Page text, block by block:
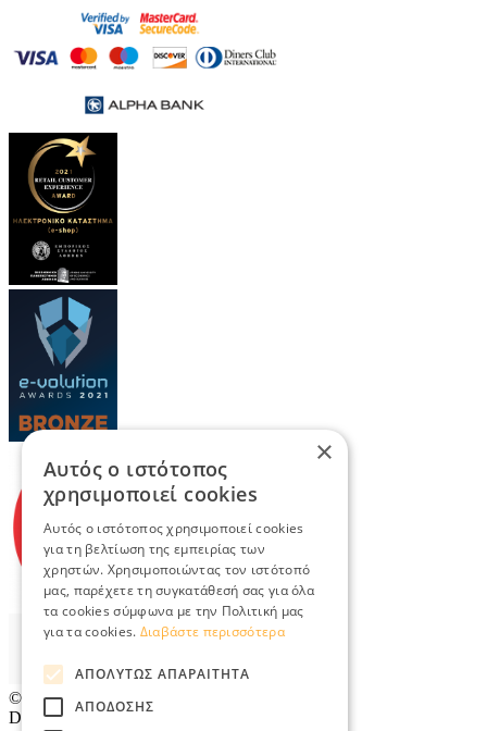
© 2026 TradeRetail.gr
Designed & developed by
×
Αυτός ο ιστότοπος
χρησιμοποιεί cookies
Αυτός ο ιστότοπος χρησιμοποιεί cookies
για τη βελτίωση της εμπειρίας των
χρηστών. Χρησιμοποιώντας τον ιστότοπό
μας, παρέχετε τη συγκατάθεσή σας για όλα
τα cookies σύμφωνα με την Πολιτική μας
για τα cookies. Διαβάστε περισσότερα
ΑΠΟΛΎΤΩΣ ΑΠΑΡΑΊΤΗΤΑ
ΑΠΌΔΟΣΗΣ